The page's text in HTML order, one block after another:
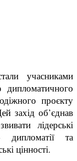
учасниками
дипломатичного
проєкту
захід об’єднав
лідерські
дипломатії та
цінності.